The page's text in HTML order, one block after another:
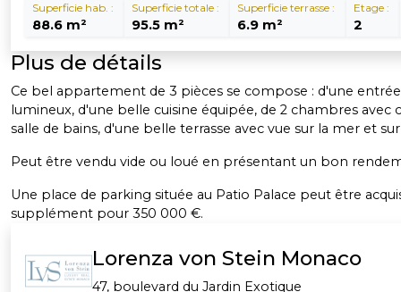
Superficie hab. :
88.6 m²
Superficie totale :
95.5 m²
Superficie terrasse :
6.9 m²
Etage :
2
Plus de détails
Ce bel appartement de 3 pièces se compose : d'une
lumineux, d'une belle cuisine équipée, de 2 chambres avec
salle de bains, d'une belle terrasse avec vue sur la mer et
Peut être vendu vide ou loué en présentant un bon
Une place de parking située au Patio Palace peut être
supplément pour 350 000 €.
Lorenza von Stein Monaco
47, boulevard du Jardin Exotique